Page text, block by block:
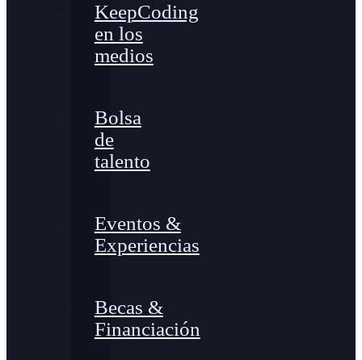
KeepCoding
en los
medios
Bolsa
de
talento
Eventos &
Experiencias
Becas &
Financiación